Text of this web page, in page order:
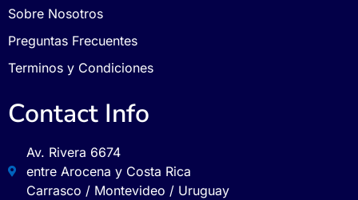
Sobre Nosotros
Preguntas Frecuentes
Terminos y Condiciones
Contact Info
Av. Rivera 6674
entre Arocena y Costa Rica
Carrasco / Montevideo / Uruguay